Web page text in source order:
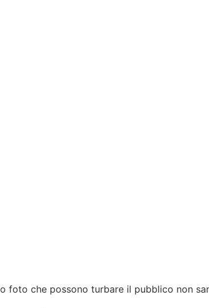
foto che possono turbare il pubblico non